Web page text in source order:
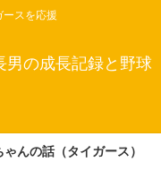
ースを応援
男の成長記録と野球
ゃんの話（タイガース）